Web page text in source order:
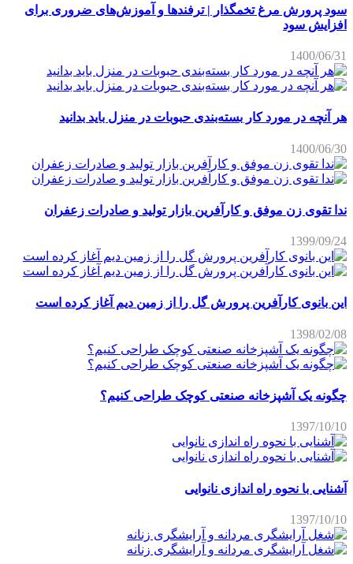
سود پرورش مرغ تخمگذار | ترفندها و آموزش‌های ضروری برای
افزایش سود
1400/06/31
هر آنچه در مورد کار بسته‌بندی حبوبات در منزل باید بدانید
1400/06/30
ندا تقوی زن موفق و کارآفرین بازار تولید و صادرات زعفران
1399/09/24
این بانوی کارآفرین پرورش گل را از زمین دیم آغاز کرده است
1398/02/08
چگونه یک آشپزخانه صنعتی کوچک طراحی کنیم؟
1397/10/10
آشنایی با نحوه راه اندازی نانوایی
1397/10/10